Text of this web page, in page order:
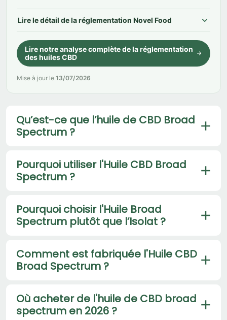
Lire le détail de la réglementation Novel Food
Lire notre analyse complète de la réglementation
des huiles CBD
Mise à jour le 13/07/2026
Qu’est-ce que l’huile de CBD Broad
Spectrum ?
Pourquoi utiliser l'Huile CBD Broad
Spectrum ?
Pourquoi choisir l'Huile Broad
Spectrum plutôt que l’Isolat ?
Comment est fabriquée l'Huile CBD
Broad Spectrum ?
Où acheter de l'huile de CBD broad
spectrum en 2026 ?